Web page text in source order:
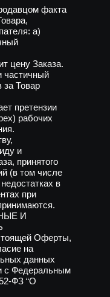
факта
а)
цену Заказа.
частичный
за Товар
претензии
рабочих
и
принятого
(в том числе
в
при
И
Оферты,
на
данных
с Федеральным
ФЗ “О